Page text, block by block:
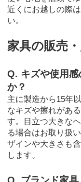
近くにお越しの際
い。
家具の販売
Q. キズや使用
か？
主に製造から15年
なキズや擦れがあ
す。目立つ大きな
る場合はお取り扱
ザインや大きさも
します。